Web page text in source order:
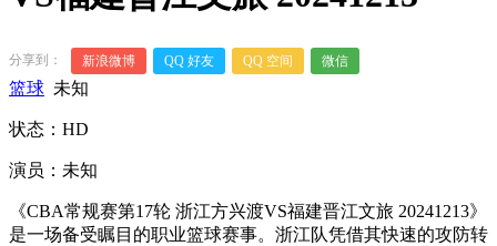
分享到： 新浪微博 QQ 好友 QQ 空间 微信
篮球 未知
状态：HD
演员：未知
《CBA常规赛第17轮 浙江方兴渡VS福建晋江文旅 20241213》
是一场备受瞩目的职业篮球赛事。浙江队凭借其快速的攻防转